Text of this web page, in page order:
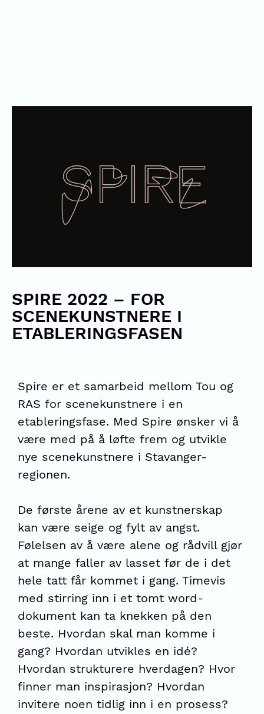
SPIRE 2022 – FOR
SCENEKUNSTNERE I
ETABLERINGSFASEN
Spire er et samarbeid mellom Tou og
RAS for scenekunstnere i en
etableringsfase. Med Spire ønsker vi å
være med på å løfte frem og utvikle
nye scenekunstnere i Stavanger-
regionen.
De første årene av et kunstnerskap
kan være seige og fylt av angst.
Følelsen av å være alene og rådvill gjør
at mange faller av lasset før de i det
hele tatt får kommet i gang. Timevis
med stirring inn i et tomt word-
dokument kan ta knekken på den
beste. Hvordan skal man komme i
gang? Hvordan utvikles en idé?
Hvordan strukturere hverdagen? Hvor
finner man inspirasjon? Hvordan
invitere noen tidlig inn i en prosess?